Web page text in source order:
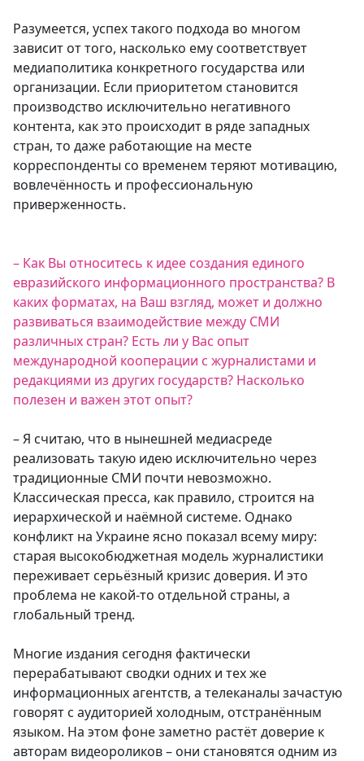
Разумеется, успех такого подхода во многом
зависит от того, насколько ему соответствует
медиаполитика конкретного государства или
организации. Если приоритетом становится
производство исключительно негативного
контента, как это происходит в ряде западных
стран, то даже работающие на месте
корреспонденты со временем теряют мотивацию,
вовлечённость и профессиональную
приверженность.
– Как Вы относитесь к идее создания единого
евразийского информационного пространства? В
каких форматах, на Ваш взгляд, может и должно
развиваться взаимодействие между СМИ
различных стран? Есть ли у Вас опыт
международной кооперации с журналистами и
редакциями из других государств? Насколько
полезен и важен этот опыт?
– Я считаю, что в нынешней медиасреде
реализовать такую идею исключительно через
традиционные СМИ почти невозможно.
Классическая пресса, как правило, строится на
иерархической и наёмной системе. Однако
конфликт на Украине ясно показал всему миру:
старая высокобюджетная модель журналистики
переживает серьёзный кризис доверия. И это
проблема не какой-то отдельной страны, а
глобальный тренд.
Многие издания сегодня фактически
перерабатывают сводки одних и тех же
информационных агентств, а телеканалы зачастую
говорят с аудиторией холодным, отстранённым
языком. На этом фоне заметно растёт доверие к
авторам видеороликов – они становятся одним из